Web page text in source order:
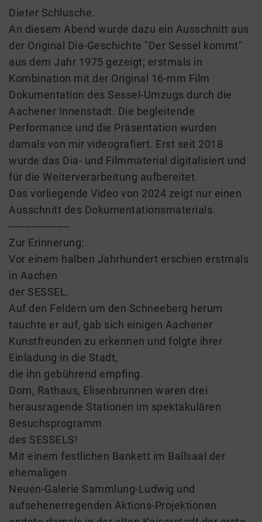
Dieter Schlusche.
An diesem Abend wurde dazu ein Ausschnitt aus
der Original Dia-Geschichte "Der Sessel kommt"
aus dem Jahr 1975 gezeigt; erstmals in
Kombination mit der Original 16-mm Film
Dokumentation des Sessel-Umzugs durch die
Aachener Innenstadt. Die begleitende
Performance und die Präsentation wurden
damals von mir videografiert. Erst seit 2018
wurde das Dia- und Filmmaterial digitalisiert und
für die Weiterverarbeitung aufbereitet.
Das vorliegende Video von 2024 zeigt nur einen
Ausschnitt des Dokumentationsmaterials.
-------------------
Zur Erinnerung:
Vor einem halben Jahrhundert erschien erstmals
in Aachen
der SESSEL.
Auf den Feldern um den Schneeberg herum
tauchte er auf, gab sich einigen Aachener
Kunstfreunden zu erkennen und folgte ihrer
Einladung in die Stadt,
die ihn gebührend empfing.
Dom, Rathaus, Elisenbrunnen waren drei
herausragende Stationen im spektakulären
Besuchsprogramm
des SESSELS!
Mit einem festlichen Bankett im Ballsaal der
ehemaligen
Neuen-Galerie Sammlung-Ludwig und
aufsehenerregenden Aktions-Projektionen